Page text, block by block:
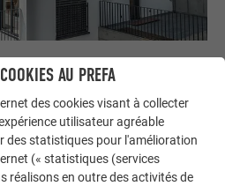
une toiture ou une façade
MAINTENANT
AU PREFA
des cookies visant à collecter
utilisateur agréable
des statistiques pour l'amélioration
(« statistiques (services
réalisons en outre des activités de